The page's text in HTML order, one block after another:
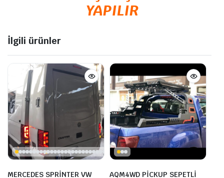
YAPILIR
İlgili ürünler
MERCEDES SPRİNTER VW
AQM4WD PİCKUP SEPETLİ